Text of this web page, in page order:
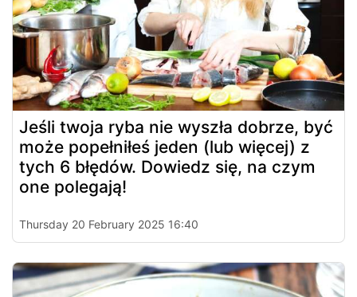
Jeśli twoja ryba nie wyszła dobrze, być
może popełniłeś jeden (lub więcej) z
tych 6 błędów. Dowiedz się, na czym
one polegają!
Thursday 20 February 2025 16:40